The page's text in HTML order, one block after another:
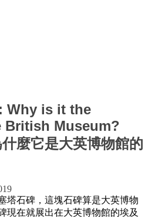
Why is it the
British Museum?
麼它是大英博物館的
塔石碑，這塊石碑算是大英博物
現在就展出在大英博物館的埃及